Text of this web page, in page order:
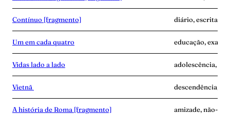
Contínuo [fragmento] diário, escrita,
Um em cada quatro educação,
Vidas lado a lado adolescência,
Vietnã descendência,
A história de Roma [fragmento] amizade, não-